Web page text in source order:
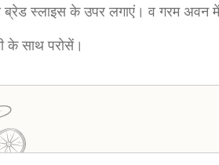
ब्रेड स्लाइस के उपर लगाएं। व गरम अवन
के साथ परोसें।